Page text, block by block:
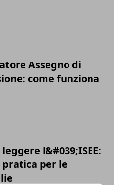
Assegno di
come funziona
l&#039;ISEE:
per le